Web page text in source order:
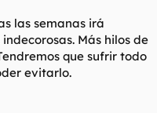
las semanas irá
Más hilos de
que sufrir todo
evitarlo.